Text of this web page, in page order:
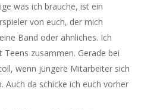
was ich brauche, ist ein
von euch, der mich
Band oder ähnliches. Ich
Teens zusammen. Gerade bei
wenn jüngere Mitarbeiter sich
Auch da schicke ich euch vorher